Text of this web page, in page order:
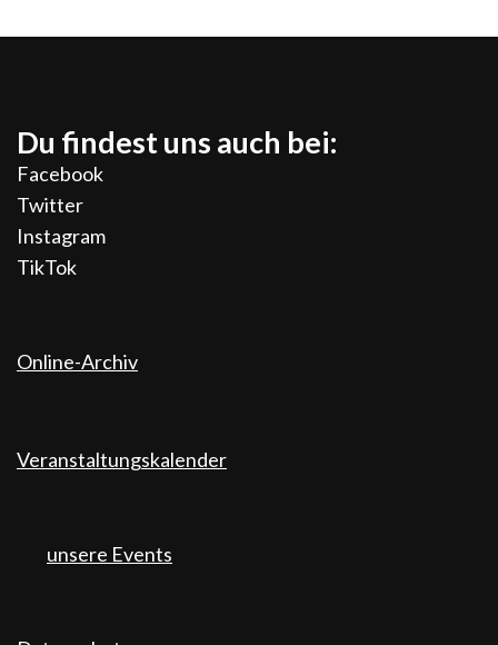
Du findest uns auch bei:
Facebook
Twitter
Instagram
TikTok
Online-Archiv
Veranstaltungskalender
unsere Events